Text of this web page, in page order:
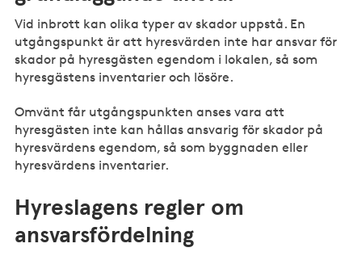
Vid inbrott kan olika typer av skador uppstå. En
utgångspunkt är att hyresvärden inte har ansvar för
skador på hyresgästen egendom i lokalen, så som
hyresgästens inventarier och lösöre.
Omvänt får utgångspunkten anses vara att
hyresgästen inte kan hållas ansvarig för skador på
hyresvärdens egendom, så som byggnaden eller
hyresvärdens inventarier.
Hyreslagens regler om
ansvarsfördelning